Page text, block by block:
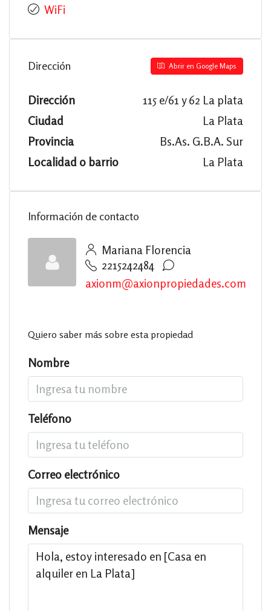
WiFi
Dirección Abrir en Google Maps
Dirección
115 e/61 y 62 La plata
Ciudad
La Plata
Provincia
Bs.As. G.B.A. Sur
Localidad o barrio
La Plata
Información de contacto
Mariana Florencia
2215242484
axionm@axionpropiedades.com
Quiero saber más sobre esta propiedad
Nombre
Teléfono
Correo electrónico
Mensaje